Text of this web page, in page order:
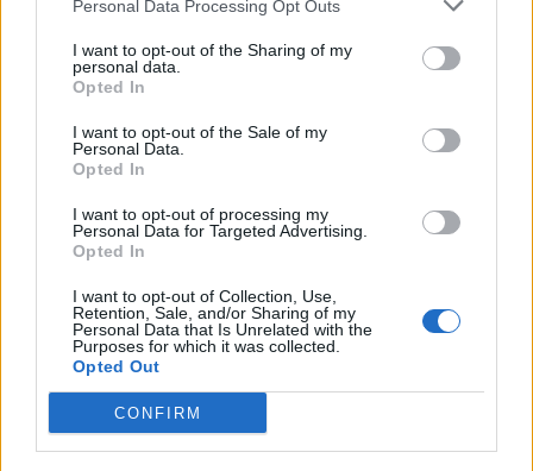
Personal Data Processing Opt Outs
I want to opt-out of the Sharing of my
personal data.
Opted In
I want to opt-out of the Sale of my
Personal Data.
Opted In
I want to opt-out of processing my
Personal Data for Targeted Advertising.
Opted In
I want to opt-out of Collection, Use,
Retention, Sale, and/or Sharing of my
Personal Data that Is Unrelated with the
Purposes for which it was collected.
Opted Out
CONFIRM
kilómetros
Huelvaa 248,86 kilómetros
Murciaa 304,62 kilómetros
Albacetea 323,30
Badajoza 337,46
kilómetros
Toledoa 346,37 kilómetros
Cáceresa 355,78
kilómetros
a 373,29
kilómetros